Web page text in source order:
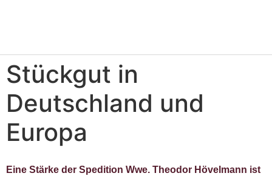
Stückgut in
Deutschland und
Europa
Eine Stärke der Spedition Wwe. Theodor Hövelmann ist